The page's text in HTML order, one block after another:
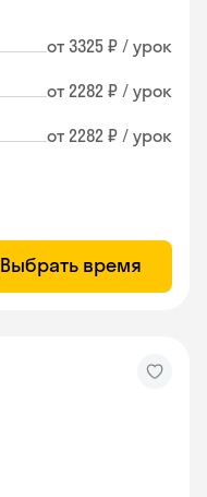
от 3325 ₽ / урок
от 2282 ₽ / урок
от 2282 ₽ / урок
Выбрать время